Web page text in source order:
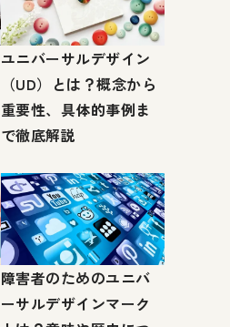
ユニバーサルデザイン
（UD）とは？概念から
重要性、具体的事例ま
で徹底解説
障害者のためのユニバ
ーサルデザインマーク